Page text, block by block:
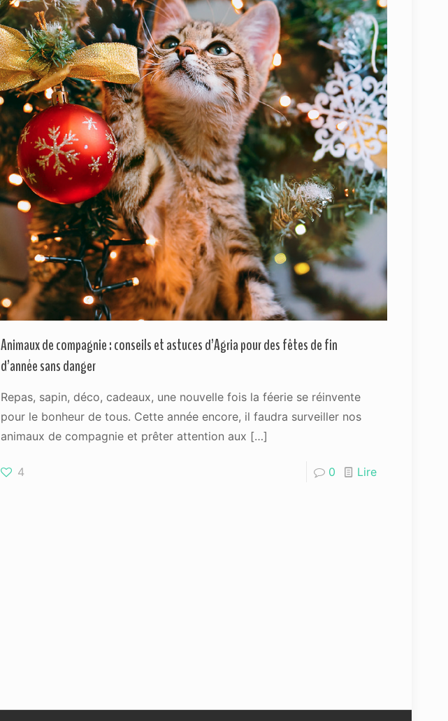
Animaux de compagnie : conseils et astuces d’Agria pour des fêtes de fin
d’année sans danger
Repas, sapin, déco, cadeaux, une nouvelle fois la féerie se réinvente
pour le bonheur de tous. Cette année encore, il faudra surveiller nos
animaux de compagnie et prêter attention aux […]
4 0 Lire